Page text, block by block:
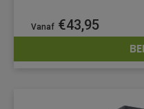
€43,95